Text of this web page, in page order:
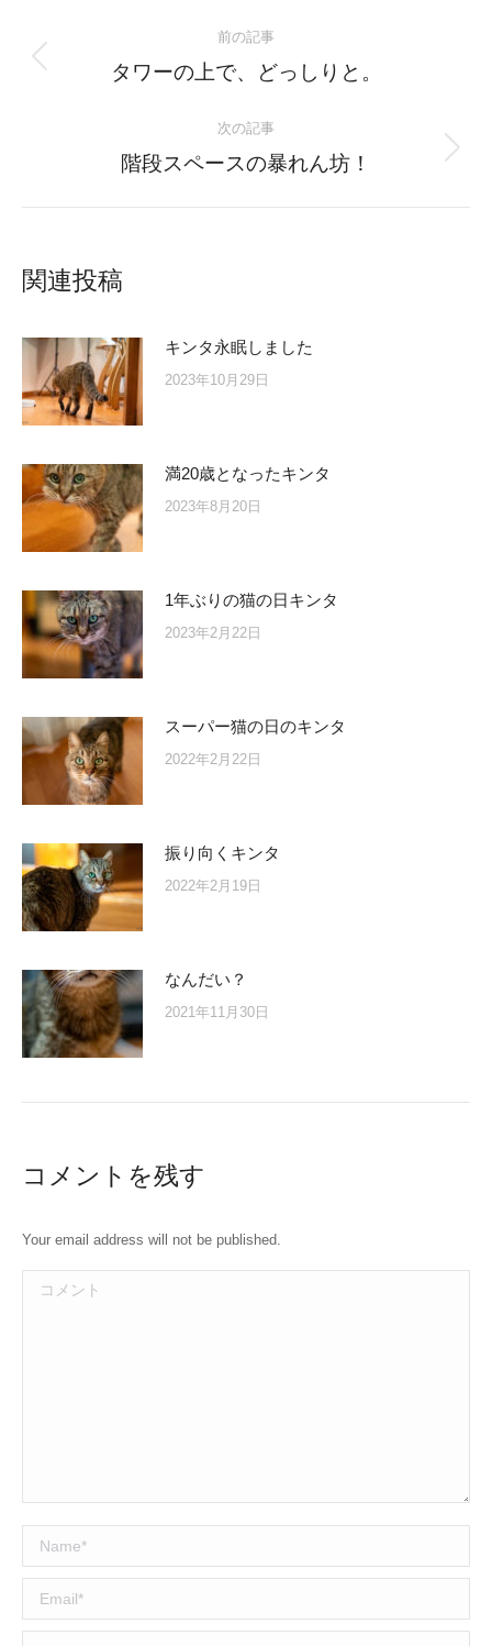
navigation
前の記事
Previous
タワーの上で、どっしりと。
次の記事
Next
階段スペースの暴れん坊！
関連投稿
キンタ永眠しました
2023年10月29日
満20歳となったキンタ
2023年8月20日
1年ぶりの猫の日キンタ
2023年2月22日
スーパー猫の日のキンタ
2022年2月22日
振り向くキンタ
2022年2月19日
なんだい？
2021年11月30日
コメントを残す
Your email address will not be published.
コメント
Name *
Email *